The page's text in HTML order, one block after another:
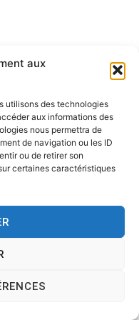
aux
utilisons des technologies
aux informations des
nous permettra de
de navigation ou les ID
ou de retirer son
certaines caractéristiques
de presse, dessin en
. All rights reserved.
byWordPress